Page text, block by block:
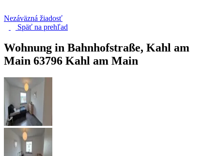
Nezáväzná žiadosť
Späť na prehľad
Wohnung in Bahnhofstraße, Kahl am
Main 63796 Kahl am Main